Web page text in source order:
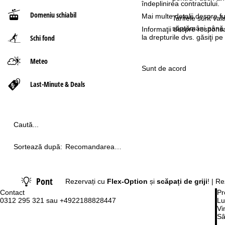
îndeplinirea contractului.
Mai multe detalii despre
Informaţii despre
la drepturile dvs. găsiţi
Sunt de acord
Contact
0312 295 321 sau +4922188828447
Domeniu schiabil
Schi fond
Meteo
Last-Minute & Deals
ă
Tarifele sunt
săptămâni
Caută...
Sortează după: Recomandarea
Pont Rezervați cu Flex-Option și scăpați de griji! |